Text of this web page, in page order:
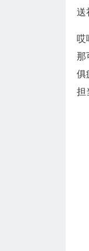
送
哎
那
俱
担